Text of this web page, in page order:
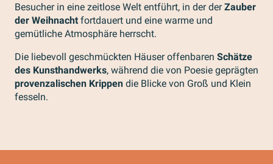
Besucher in eine zeitlose Welt entführt, in der derZauber
der Weihnacht fortdauert und eine warme und
gemütliche Atmosphäre herrscht.
Die liebevoll geschmückten Häuser offenbaren Schätze
des Kunsthandwerks, während die von Poesie geprägten
provenzalischen Krippen die Blicke von Groß und Klein
fesseln.